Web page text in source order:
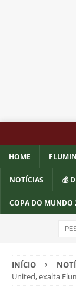
HOME
NOTÍCIAS 💰
COPA DO MUNDO
INÍCIO
United, exalta